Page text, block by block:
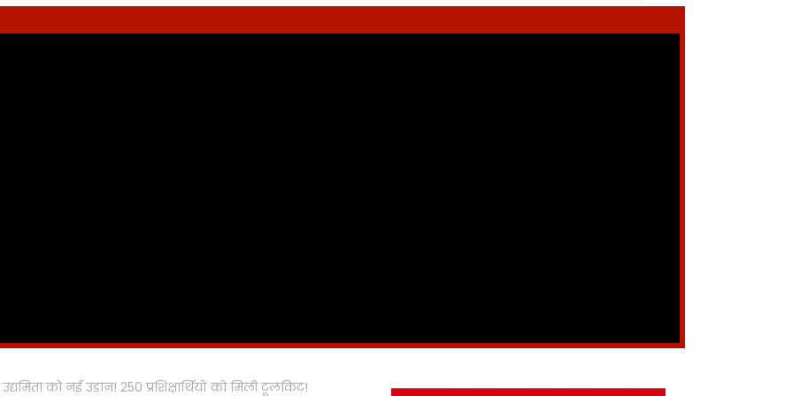
को नई उड़ान! 250 प्रशिक्षार्थियों को मिली टूलकिट!